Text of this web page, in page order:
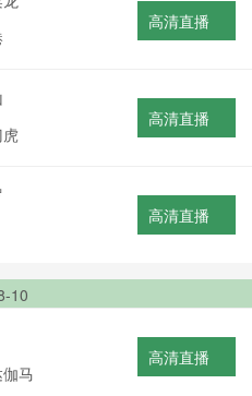
高清直播
高清直播
高清直播
10
马
高清直播